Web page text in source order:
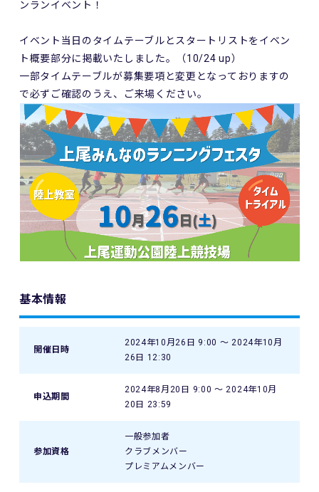
ンランイベント！
イベント当日のタイムテーブルとスタートリストをイベン
ト概要部分に掲載いたしました。（10/24 up）
一部タイムテーブルが募集要項と変更となっておりますの
で必ずご確認のうえ、ご来場ください。
基本情報
開催日時
2024年10月26日 9:00 〜 2024年10月
26日 12:30
申込期間
2024年8月20日 9:00 〜 2024年10月
20日 23:59
参加資格
一般参加者
クラブメンバー
プレミアムメンバー